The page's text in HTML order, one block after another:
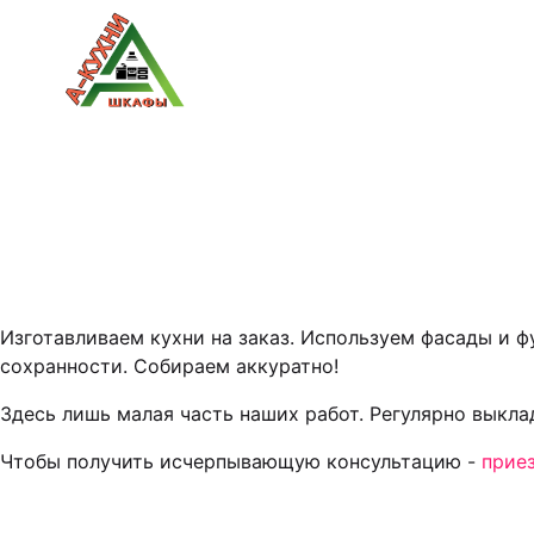
Изготавливаем кухни на заказ. Используем фасады
сохранности. Собираем аккуратно!
Здесь лишь малая часть наших работ. Регулярно
Чтобы получить исчерпывающую консультацию -